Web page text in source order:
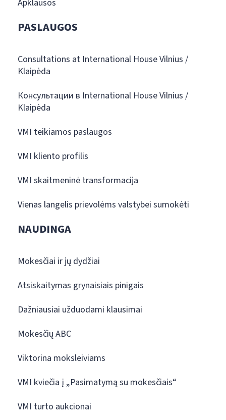
Apklausos
PASLAUGOS
Consultations at International House Vilnius /
Klaipėda
Консультации в International House Vilnius /
Klaipėda
VMI teikiamos paslaugos
VMI kliento profilis
VMI skaitmeninė transformacija
Vienas langelis prievolėms valstybei sumokėti
NAUDINGA
Mokesčiai ir jų dydžiai
Atsiskaitymas grynaisiais pinigais
Dažniausiai užduodami klausimai
Mokesčių ABC
Viktorina moksleiviams
VMI kviečia į „Pasimatymą su mokesčiais“
VMI turto aukcionai